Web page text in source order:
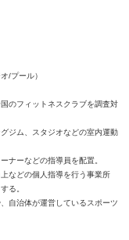
/プール）
のフィットネスクラブを調査対
ジム、スタジオなどの室内運動
ナーなどの指導員を配置。
などの個人指導を行う事業所
る。
自治体が運営しているスポーツ